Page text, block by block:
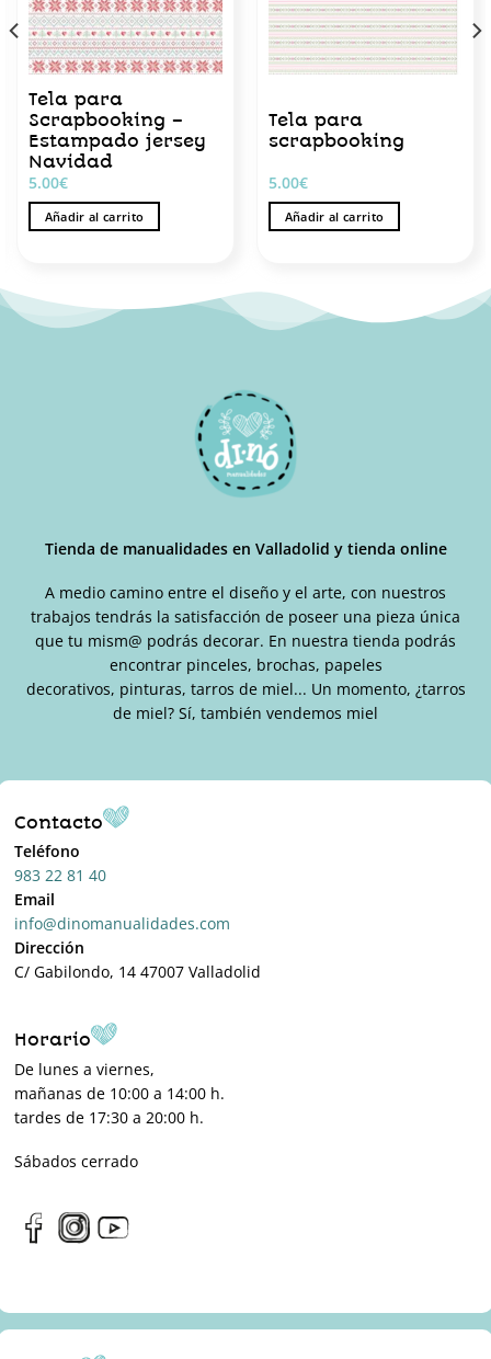
Tela para
Scrapbooking –
Estampado jersey
Navidad
5.00€
Añadir al carrito
Tela para
scrapbooking
5.00€
Añadir al carrito
Tienda de manualidades en Valladolid y tienda online
A medio camino entre el diseño y el arte, con nuestros
trabajos tendrás la satisfacción de poseer una pieza única
que tu mism@ podrás decorar. En nuestra tienda podrás
encontrar pinceles, brochas, papeles
decorativos, pinturas, tarros de miel... Un momento, ¿tarros
de miel? Sí, también vendemos miel
Contacto
Teléfono
983 22 81 40
Email
info@dinomanualidades.com
Dirección
C/ Gabilondo, 14 47007 Valladolid
Horario
De lunes a viernes,
mañanas de 10:00 a 14:00 h.
tardes de 17:30 a 20:00 h.
Sábados cerrado